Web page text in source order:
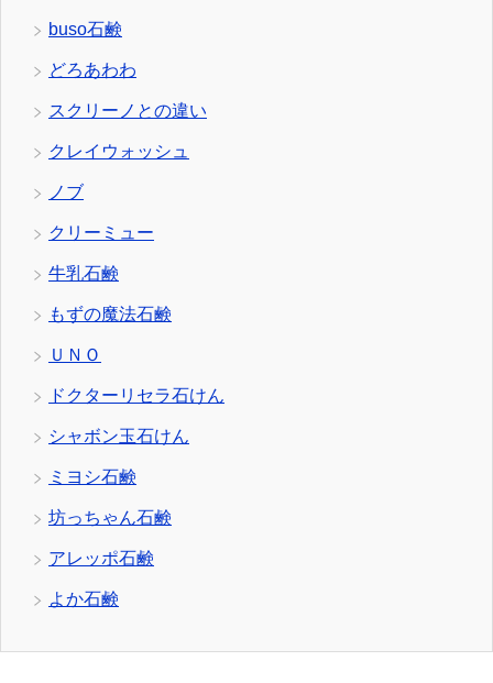
buso石鹸
どろあわわ
スクリーノとの違い
クレイウォッシュ
ノブ
クリーミュー
牛乳石鹸
もずの魔法石鹸
ＵＮＯ
ドクターリセラ石けん
シャボン玉石けん
ミヨシ石鹸
坊っちゃん石鹸
アレッポ石鹸
よか石鹸